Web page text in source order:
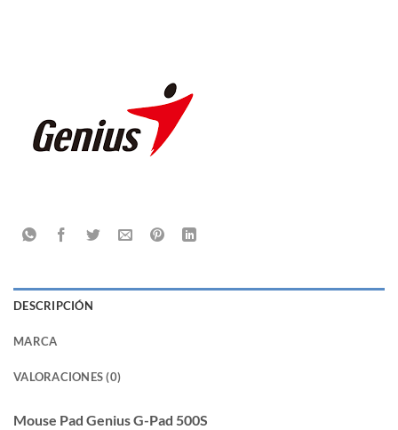
DESCRIPCIÓN
MARCA
VALORACIONES (0)
Mouse Pad Genius G-Pad 500S